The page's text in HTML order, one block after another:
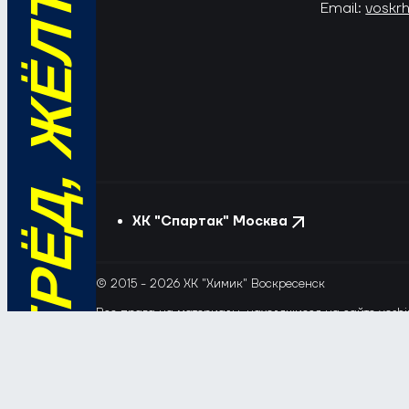
Email:
ХК "Спартак" Москва
© 2015 - 2026 ХК "Химик" Воскресенск
Все права на материалы, находящиеся на сайте